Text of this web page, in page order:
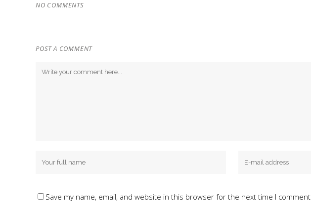
NO COMMENTS
POST A COMMENT
Save my name, email, and website in this browser for the next time I comment.